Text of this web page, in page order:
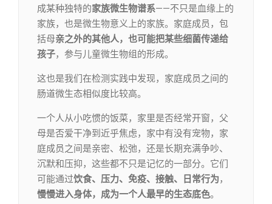
成某种独特的家族微生物谱系——不只是血缘上的
家族，也是微生物意义上的家族。家庭成员，包
括母亲之外的其他人，也可能把某些细菌传递给
孩子，参与儿童微生物组的形成。
这也是我们在检测实践中发现，家庭成员之间的
肠道微生态相似度比较高。
一个人从小吃惯的饭菜，家里是否经常开窗，父
母是否爱干净到近乎焦虑，家中有没有宠物，家
庭成员之间是亲密、松弛，还是长期充满争吵、
沉默和压抑，这些都不只是记忆的一部分。它们
可能通过饮食、压力、免疫、接触、日常行为，
慢慢进入身体，成为一个人最早的生态底色。